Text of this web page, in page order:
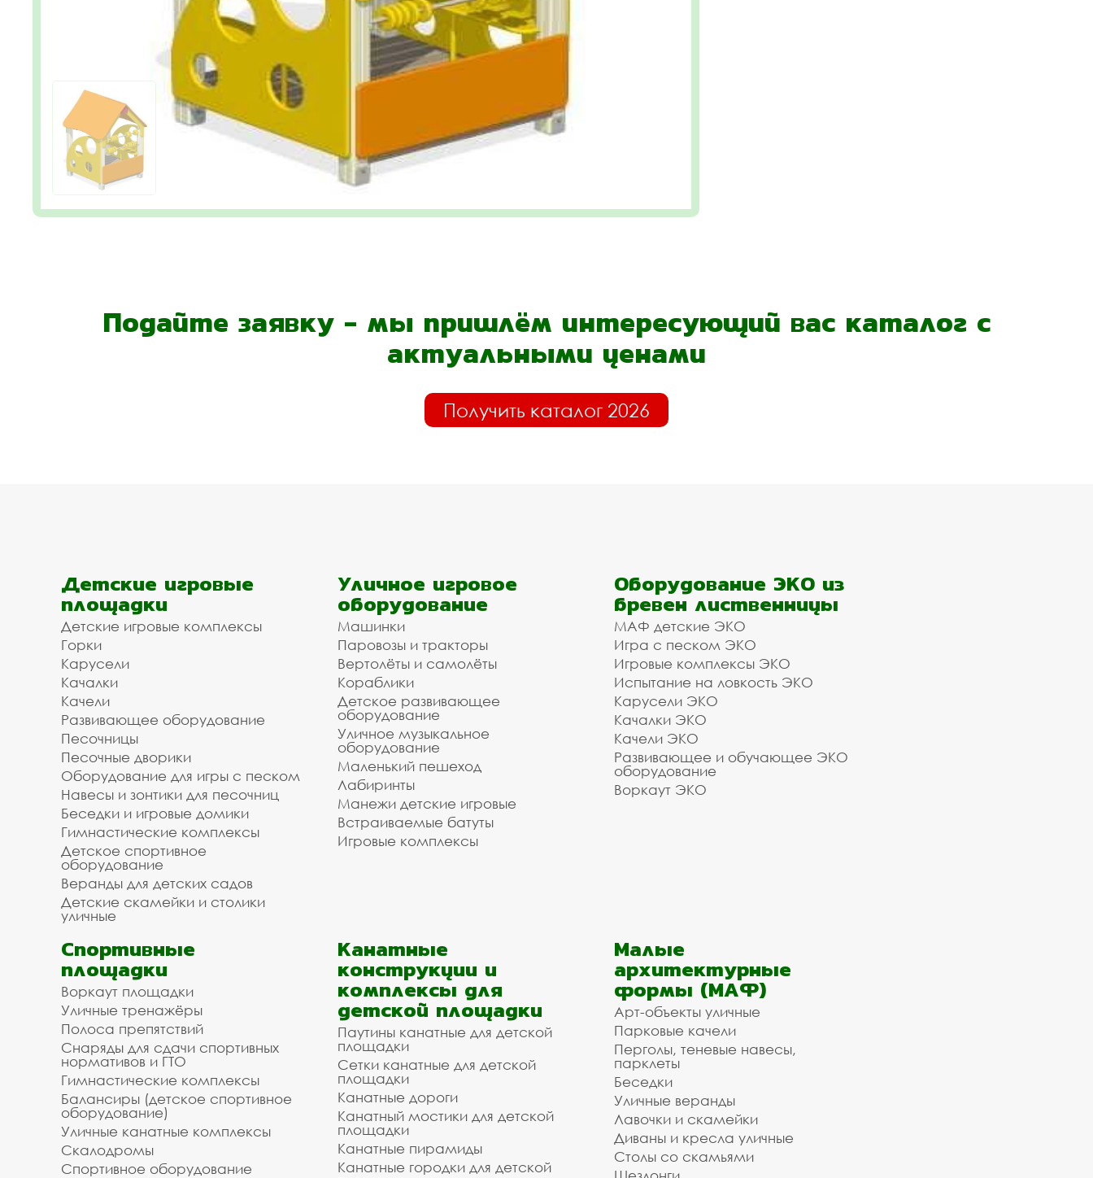
Подайте заявку - мы пришлём интересующий вас каталог с
актуальными ценами
Получить каталог 2026
Детские игровые
площадки
Детские игровые комплексы
Горки
Карусели
Качалки
Качели
Развивающее оборудование
Песочницы
Песочные дворики
Оборудование для игры с песком
Навесы и зонтики для песочниц
Беседки и игровые домики
Гимнастические комплексы
Детское спортивное
оборудование
Веранды для детских садов
Детские скамейки и столики
уличные
Уличное игровое
оборудование
Машинки
Паровозы и тракторы
Вертолёты и самолёты
Кораблики
Детское развивающее
оборудование
Уличное музыкальное
оборудование
Маленький пешеход
Лабиринты
Манежи детские игровые
Встраиваемые батуты
Игровые комплексы
Оборудование ЭКО из
бревен лиственницы
МАФ детские ЭКО
Игра с песком ЭКО
Игровые комплексы ЭКО
Испытание на ловкость ЭКО
Карусели ЭКО
Качалки ЭКО
Качели ЭКО
Развивающее и обучающее ЭКО
оборудование
Воркаут ЭКО
Спортивные
площадки
Воркаут площадки
Уличные тренажёры
Полоса препятствий
Снаряды для сдачи спортивных
нормативов и ГТО
Гимнастические комплексы
Балансиры (детское спортивное
оборудование)
Уличные канатные комплексы
Скалодромы
Спортивное оборудование
Канатные
конструкции и
комплексы для
детской площадки
Паутины канатные для детской
площадки
Сетки канатные для детской
площадки
Канатные дороги
Канатный мостики для детской
площадки
Канатные пирамиды
Канатные городки для детской
Малые
архитектурные
формы (МАФ)
Арт-объекты уличные
Парковые качели
Перголы, теневые навесы,
парклеты
Беседки
Уличные веранды
Лавочки и скамейки
Диваны и кресла уличные
Столы со скамьями